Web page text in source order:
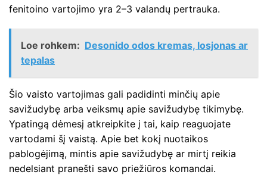
fenitoino vartojimo yra 2–3 valandų pertrauka.
Loe rohkem: Desonido odos kremas, losjonas ar
tepalas
Šio vaisto vartojimas gali padidinti minčių apie
savižudybę arba veiksmų apie savižudybę tikimybę.
Ypatingą dėmesį atkreipkite į tai, kaip reaguojate
vartodami šį vaistą. Apie bet kokį nuotaikos
pablogėjimą, mintis apie savižudybę ar mirtį reikia
nedelsiant pranešti savo priežiūros komandai.